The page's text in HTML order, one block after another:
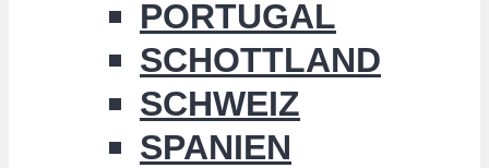
PORTUGAL
SCHOTTLAND
SCHWEIZ
SPANIEN